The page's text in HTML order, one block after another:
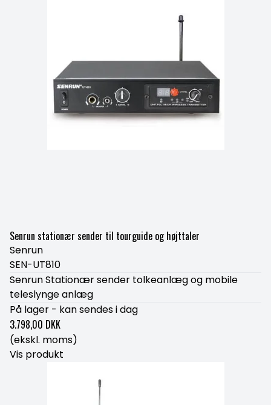
Senrun stationær sender til tourguide og højttaler
Senrun
SEN-UT810
Senrun Stationær sender tolkeanlæg og mobile
teleslynge anlæg
På lager - kan sendes i dag
3.798,00 DKK
(ekskl. moms)
Vis produkt